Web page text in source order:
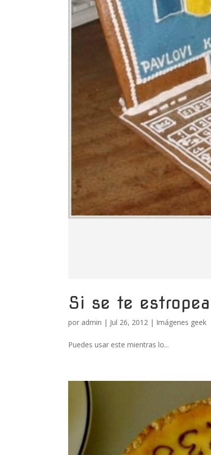
Si se te
por admin | Jul 26, 2012 | Imágenes geek
Puedes usar este mientras lo...